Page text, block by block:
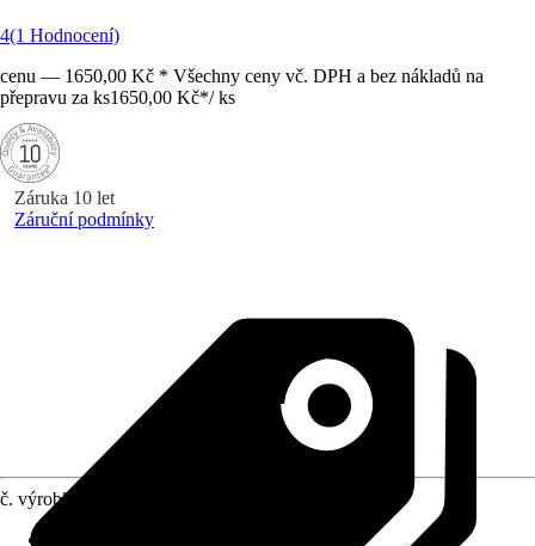
4(1 Hodnocení)
cenu — 1650,00 Kč * Všechny ceny vč. DPH a bez nákladů na
přepravu za ks1650,00 Kč*/ ks
Záruka 10 let
Záruční podmínky
č. výrobku